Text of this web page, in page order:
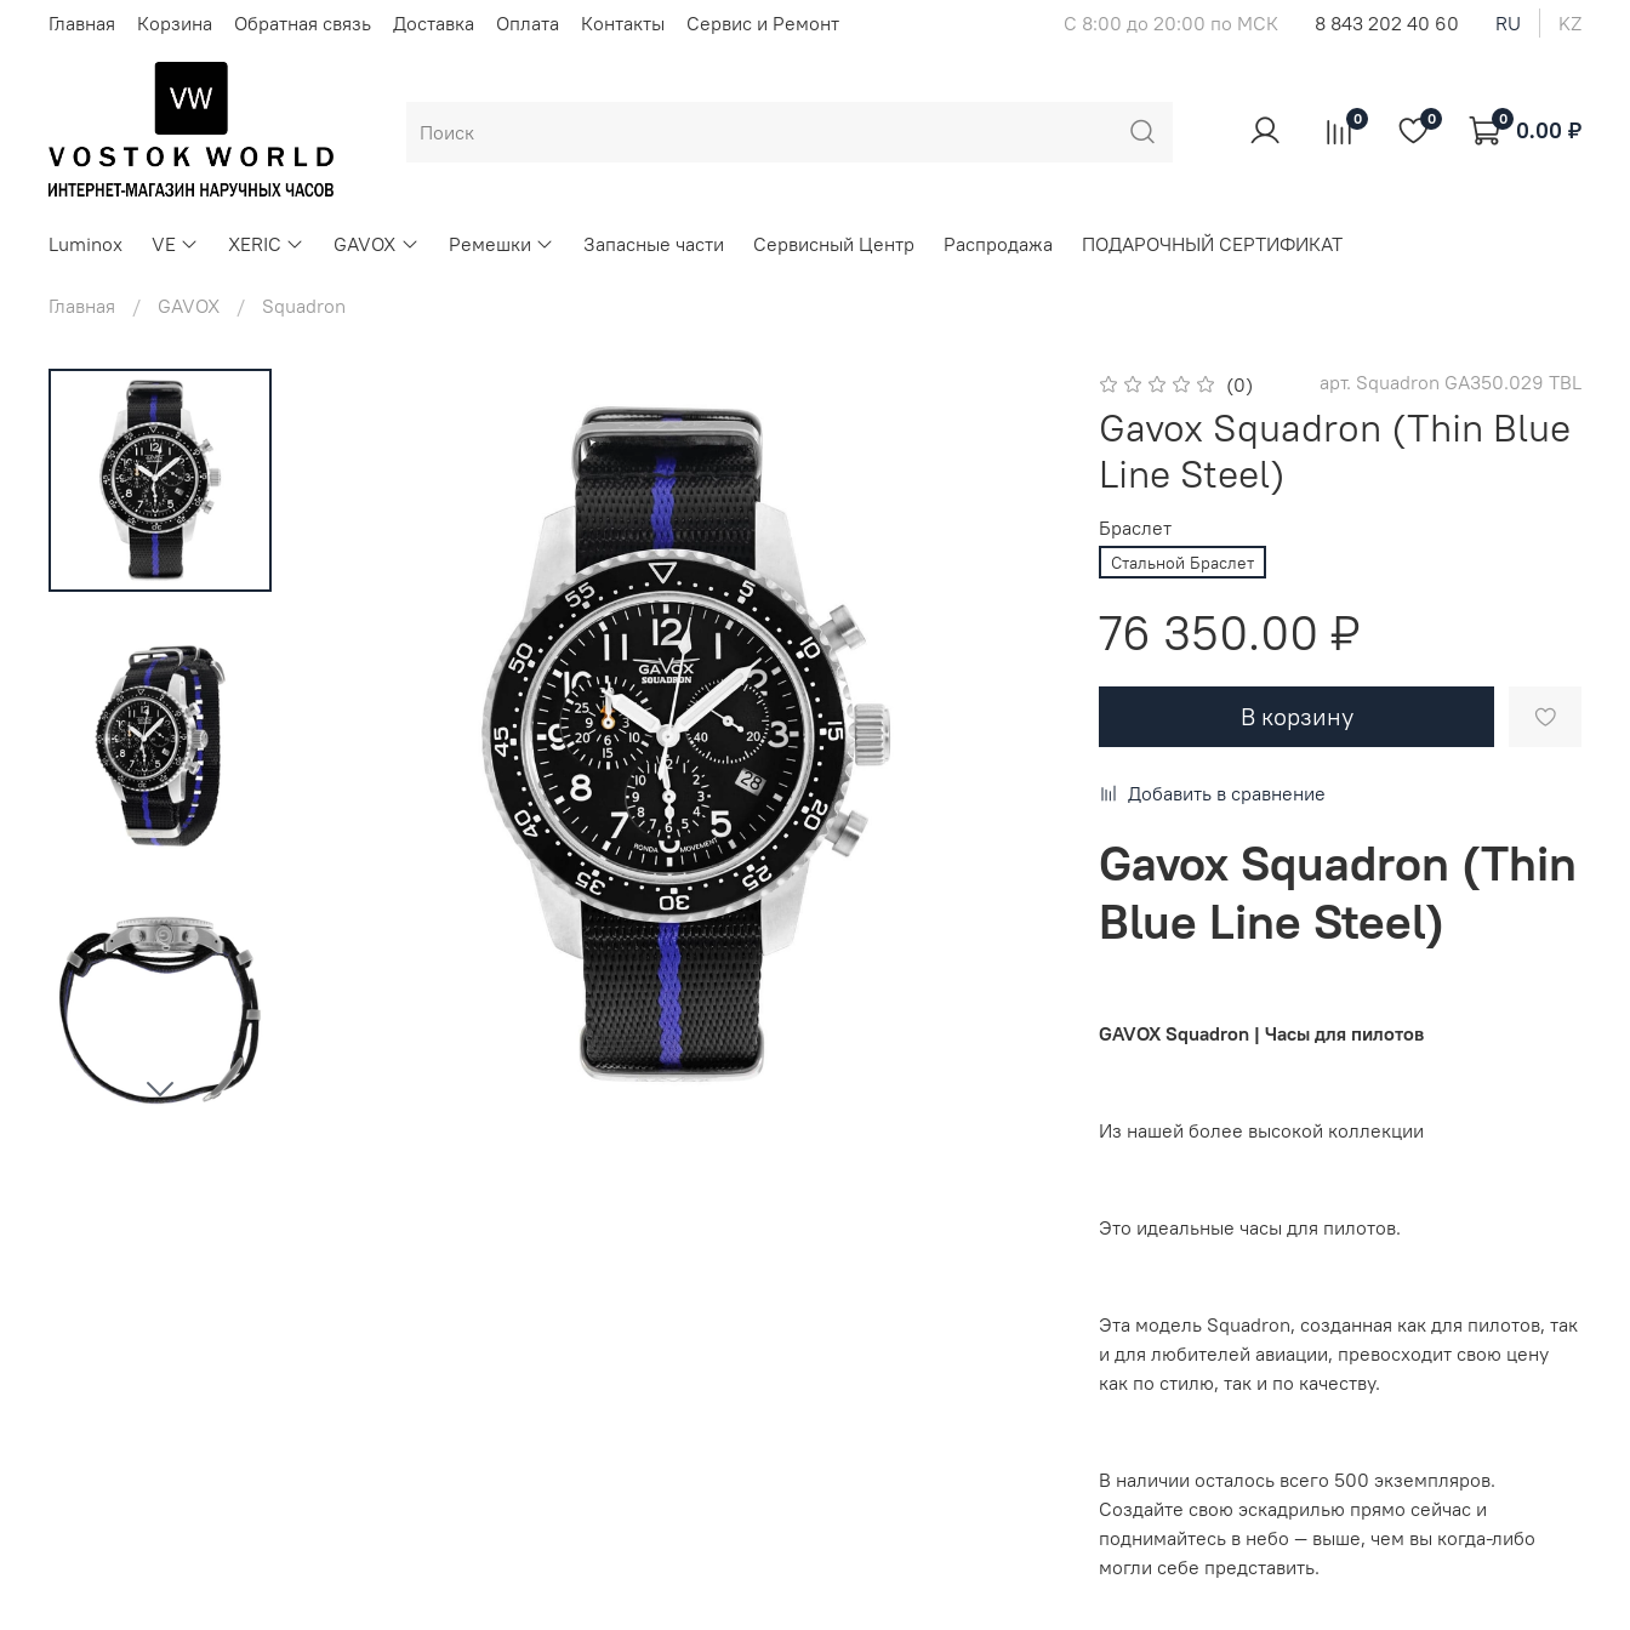
Главная Корзина Обратная связь Доставка Оплата Контакты Сервис и Ремонт С 8:00 до 20:00 по МСК 8 843 202 40 60 RU KZ
0 0 0 0.00 ₽
Luminox VE XERIC GAVOX Ремешки Запасные части Сервисный Центр Распродажа ПОДАРОЧНЫЙ СЕРТИФИКАТ
Главная GAVOX Squadron
(0) арт. Squadron GA350.029 TBL
Gavox Squadron (Thin Blue
Line Steel)
Браслет
Стальной Браслет
76 350.00 ₽
В корзину
Добавить в сравнение
Gavox Squadron (Thin
Blue Line Steel)
GAVOX Squadron | Часы для пилотов
Из нашей более высокой коллекции
Это идеальные часы для пилотов.
Эта модель Squadron, созданная как для пилотов, так
и для любителей авиации, превосходит свою цену
как по стилю, так и по качеству.
В наличии осталось всего 500 экземпляров.
Создайте свою эскадрилью прямо сейчас и
поднимайтесь в небо — выше, чем вы когда-либо
могли себе представить.